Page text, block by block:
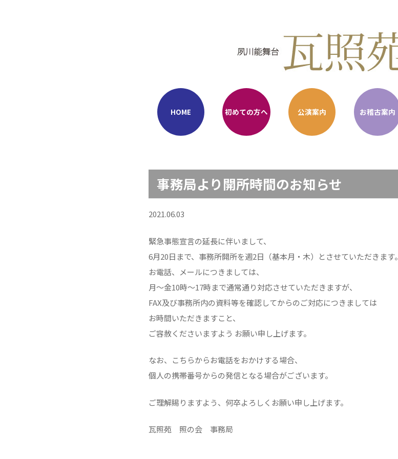
HOME 初めての方へ 公演案内 お稽古案内
事務局より開所時間のお知らせ
2021.06.03
緊急事態宣言の延長に伴いまして、
6月20日まで、事務所開所を週2日（基本月・木）とさせていただきます。
お電話、メールにつきましては、
月～金10時～17時まで通常通り対応させていただきますが、
FAX及び事務所内の資料等を確認してからのご対応につきましては
お時間いただきますこと、
ご容赦くださいますよう お願い申し上げます。
なお、こちらからお電話をおかけする場合、
個人の携帯番号からの発信となる場合がございます。
ご理解賜りますよう、何卒よろしくお願い申し上げます。
瓦照苑 照の会 事務局